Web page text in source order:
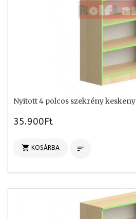
Nyitott 4 polcos szekrény keskeny
35.900Ft
 KOSÁRBA 